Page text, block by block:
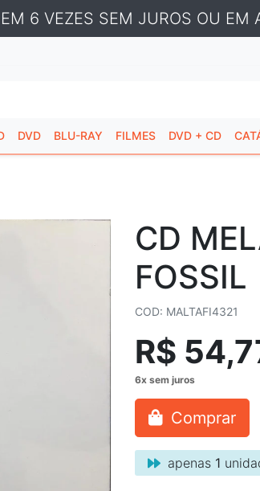
6 VEZES SEM JUROS OU EM
DVD BLU-RAY FILMES DVD + CD
CD
FOSSIL
COD: MALTAFI4321
R$
Comprar
apenas 1